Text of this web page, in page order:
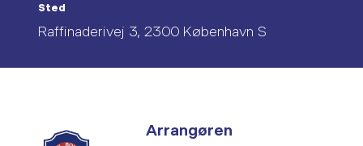
Sted
Raffinaderivej 3, 2300 København S
Arrangøren